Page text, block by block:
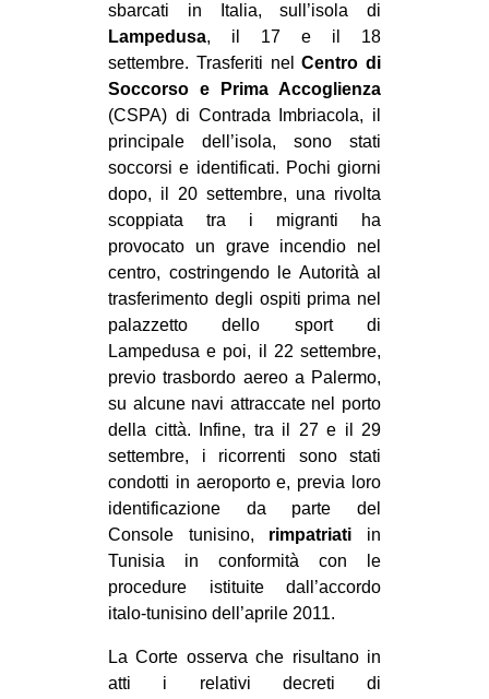
sbarcati in Italia, sull’isola di
Lampedusa, il 17 e il 18
settembre. Trasferiti nelCentro di
Soccorso e Prima Accoglienza
(CSPA) di Contrada Imbriacola, il
principale dell’isola, sono stati
soccorsi e identificati. Pochi giorni
dopo, il 20 settembre, una rivolta
scoppiata tra i migranti ha
provocato un grave incendio nel
centro, costringendo le Autorità al
trasferimento degli ospiti prima nel
palazzetto dello sport di
Lampedusa e poi, il 22 settembre,
previo trasbordo aereo a Palermo,
su alcune navi attraccate nel porto
della città. Infine, tra il 27 e il 29
settembre, i ricorrenti sono stati
condotti in aeroporto e, previa loro
identificazione da parte del
Console tunisino, rimpatriati in
Tunisia in conformità con le
procedure istituite dall’accordo
italo-tunisino dell’aprile 2011.
La Corte osserva che risultano in
atti i relativi decreti di